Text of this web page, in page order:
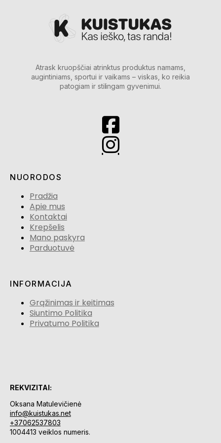
Atrask kruopščiai atrinktus produktus namams,
augintiniams, sportui ir vaikams – viskas, ko reikia
patogiam ir stilingam gyvenimui.
NUORODOS
Pradžia
Apie mus
Kontaktai
Krepšelis
Mano paskyra
Parduotuvė
INFORMACIJA
Grąžinimas ir keitimas
Siuntimo Politika
Privatumo Politika
REKVIZITAI:
Oksana Matulevičienė
info@kuistukas.net
+37062537803
1004413 veiklos numeris.